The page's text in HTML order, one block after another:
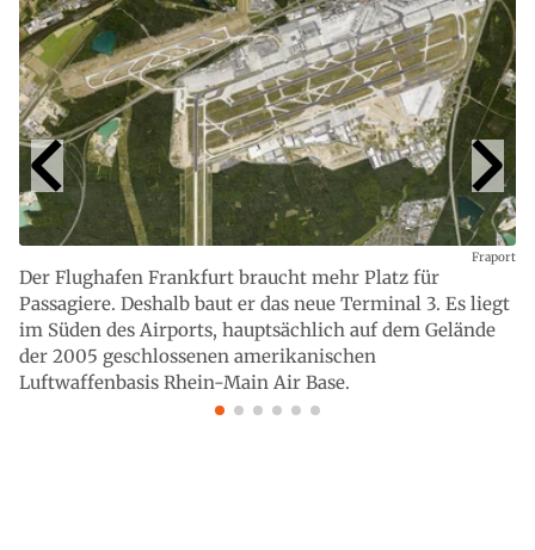
Der Flughafen Frankfurt braucht mehr Platz für
Passagiere. Deshalb baut er das neue Terminal 3. Es liegt
im Süden des Airports, hauptsächlich auf dem Gelände
der 2005 geschlossenen amerikanischen
Luftwaffenbasis Rhein-Main Air Base.
Fraport